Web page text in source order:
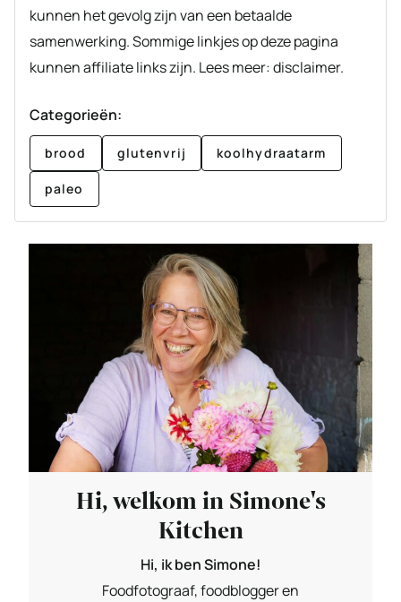
kunnen het gevolg zijn van een betaalde
samenwerking. Sommige linkjes op deze pagina
kunnen affiliate links zijn. Lees meer: disclaimer.
Categorieën:
brood glutenvrij koolhydraatarm
paleo
Hi, welkom in Simone's
Kitchen
Hi, ik ben Simone!
Foodfotograaf, foodblogger en